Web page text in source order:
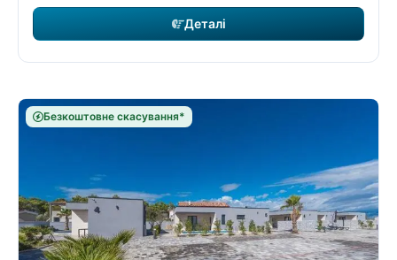
Деталі
Безкоштовне скасування*